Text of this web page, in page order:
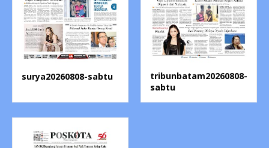
surya20260808-sabtu
tribunbatam20260808-
sabtu